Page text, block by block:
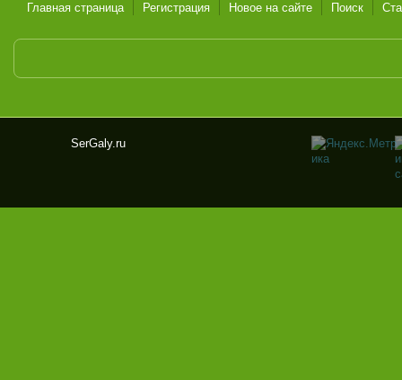
Главная страница Регистрация Новое на сайте Поиск
y.ru
SerGaly.ru